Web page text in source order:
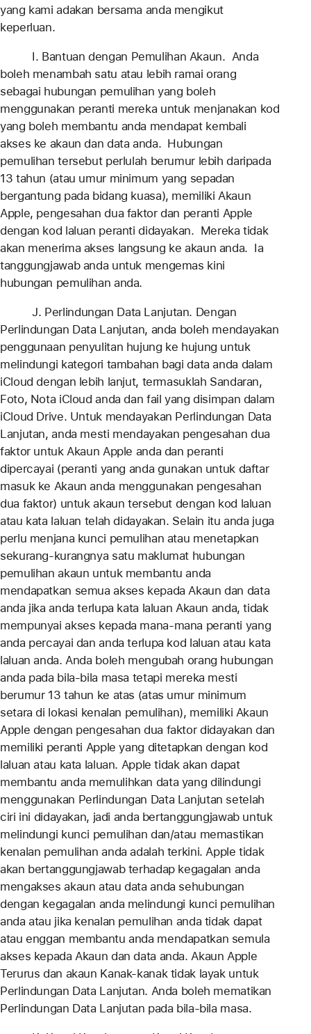
yang kami adakan bersama anda mengikut
keperluan.
I. Bantuan dengan Pemulihan Akaun. Anda
boleh menambah satu atau lebih ramai orang
sebagai hubungan pemulihan yang boleh
menggunakan peranti mereka untuk menjanakan kod
yang boleh membantu anda mendapat kembali
akses ke akaun dan data anda. Hubungan
pemulihan tersebut perlulah berumur lebih daripada
13 tahun (atau umur minimum yang sepadan
bergantung pada bidang kuasa), memiliki Akaun
Apple, pengesahan dua faktor dan peranti Apple
dengan kod laluan peranti didayakan. Mereka tidak
akan menerima akses langsung ke akaun anda. Ia
tanggungjawab anda untuk mengemas kini
hubungan pemulihan anda.
J. Perlindungan Data Lanjutan. Dengan
Perlindungan Data Lanjutan, anda boleh mendayakan
penggunaan penyulitan hujung ke hujung untuk
melindungi kategori tambahan bagi data anda dalam
iCloud dengan lebih lanjut, termasuklah Sandaran,
Foto, Nota iCloud anda dan fail yang disimpan dalam
iCloud Drive. Untuk mendayakan Perlindungan Data
Lanjutan, anda mesti mendayakan pengesahan dua
faktor untuk Akaun Apple anda dan peranti
dipercayai (peranti yang anda gunakan untuk daftar
masuk ke Akaun anda menggunakan pengesahan
dua faktor) untuk akaun tersebut dengan kod laluan
atau kata laluan telah didayakan. Selain itu anda juga
perlu menjana kunci pemulihan atau menetapkan
sekurang-kurangnya satu maklumat hubungan
pemulihan akaun untuk membantu anda
mendapatkan semua akses kepada Akaun dan data
anda jika anda terlupa kata laluan Akaun anda, tidak
mempunyai akses kepada mana-mana peranti yang
anda percayai dan anda terlupa kod laluan atau kata
laluan anda. Anda boleh mengubah orang hubungan
anda pada bila-bila masa tetapi mereka mesti
berumur 13 tahun ke atas (atas umur minimum
setara di lokasi kenalan pemulihan), memiliki Akaun
Apple dengan pengesahan dua faktor didayakan dan
memiliki peranti Apple yang ditetapkan dengan kod
laluan atau kata laluan. Apple tidak akan dapat
membantu anda memulihkan data yang dilindungi
menggunakan Perlindungan Data Lanjutan setelah
ciri ini didayakan, jadi anda bertanggungjawab untuk
melindungi kunci pemulihan dan/atau memastikan
kenalan pemulihan anda adalah terkini. Apple tidak
akan bertanggungjawab terhadap kegagalan anda
mengakses akaun atau data anda sehubungan
dengan kegagalan anda melindungi kunci pemulihan
anda atau jika kenalan pemulihan anda tidak dapat
atau enggan membantu anda mendapatkan semula
akses kepada Akaun dan data anda. Akaun Apple
Terurus dan akaun Kanak-kanak tidak layak untuk
Perlindungan Data Lanjutan. Anda boleh mematikan
Perlindungan Data Lanjutan pada bila-bila masa.